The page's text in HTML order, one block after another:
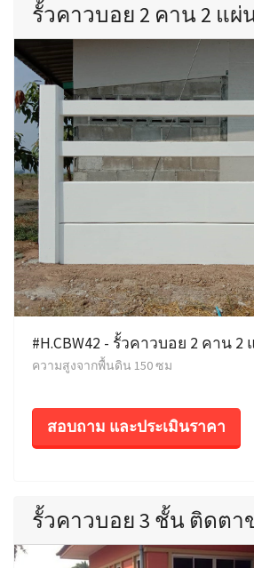
รั้วคาวบอย 2 คาน 2 แผ่
#H.CBW42 - รั้วคาวบอย 2 คาน 2
ความสูงจากพื้นดิน 150 ซม
สอบถาม และประเมินราคา
รั้วคาวบอย 3 ชั้น ติดตา